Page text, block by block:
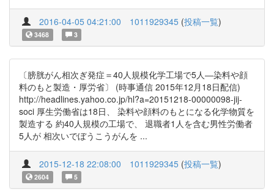
2016-04-05 04:21:00 1011929345 (投稿一覧)
3468 3
〔膀胱がん相次ぎ発症＝40人規模化学工場で5人―染料や顔
料のもと製造・厚労省〕 (時事通信 2015年12月18日配信)
http://headlines.yahoo.co.jp/hl?a=20151218-00000098-jij-
soci 厚生労働省は18日、 染料や顔料のもとになる化学物質を
製造する 約40人規模の工場で、 退職者1人を含む男性労働者
5人が 相次いでぼうこうがんを ...
2015-12-18 22:08:00 1011929345 (投稿一覧)
2604 5